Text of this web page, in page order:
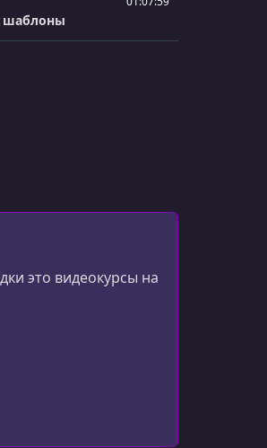
шаблоны
это видеокурсы на